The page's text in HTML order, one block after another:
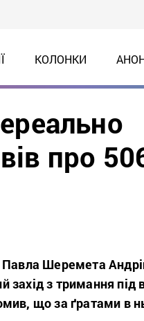
КОЛОНКИ
про
Павла Шеремета
захід з тримання під
що за ґратами в